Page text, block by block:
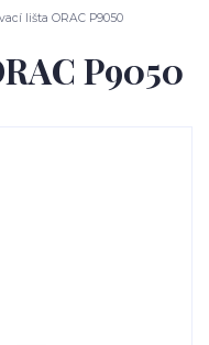
lišta ORAC P9050
P9050